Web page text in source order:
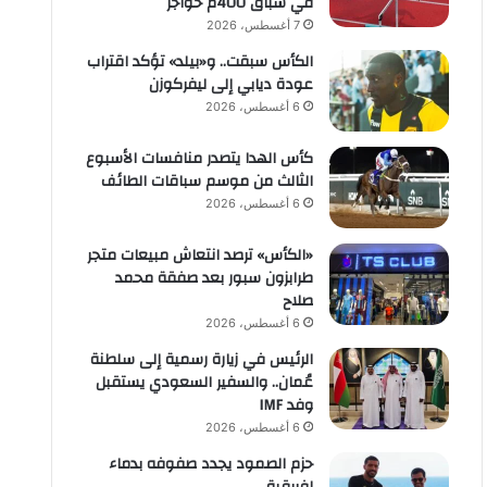
7 أغسطس، 2026
الكأس سبقت.. و«بيلد» تؤكد اقتراب
عودة ديابي إلى ليفركوزن
6 أغسطس، 2026
كأس الهدا يتصدر منافسات الأسبوع
الثالث من موسم سباقات الطائف
6 أغسطس، 2026
«الكأس» ترصد انتعاش مبيعات متجر
طرابزون سبور بعد صفقة محمد
صلاح
6 أغسطس، 2026
الرئيس في زيارة رسمية إلى سلطنة
عُمان.. والسفير السعودي يستقبل
وفد IMF
6 أغسطس، 2026
حزم الصمود يجدد صفوفه بدماء